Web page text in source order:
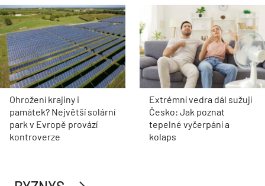
Ohrožení krajiny i
památek? Největší solární
park v Evropě provází
kontroverze
Extrémní vedra dál sužují
Česko: Jak poznat
tepelné vyčerpání a
kolaps